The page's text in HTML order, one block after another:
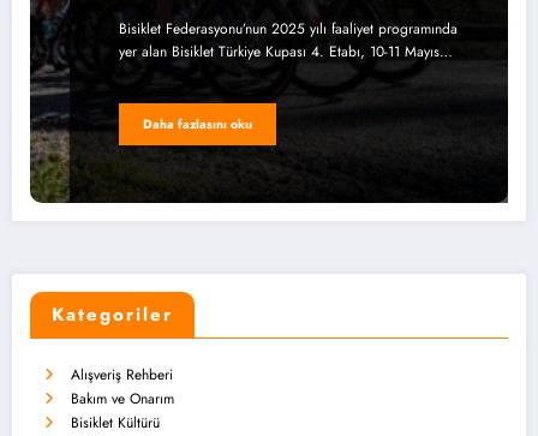
Bisiklet Federasyonu’nun 2025 yılı faaliyet programında
yer alan Bisiklet Türkiye Kupası 4. Etabı, 10-11 Mayıs…
Daha fazlasını oku
Kategoriler
Alışveriş Rehberi
Bakım ve Onarım
Bisiklet Kültürü